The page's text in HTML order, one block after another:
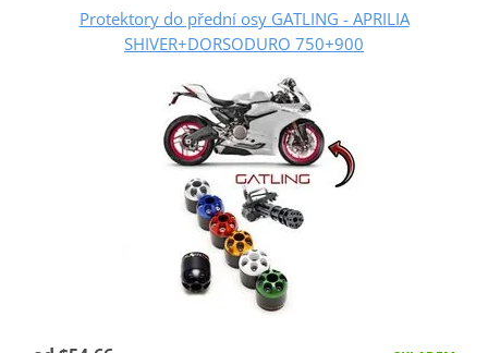
Protektory do přední osy GATLING - APRILIA
SHIVER+DORSODURO 750+900